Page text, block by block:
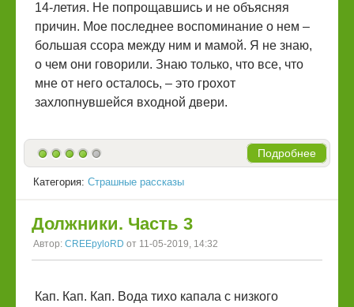
14-летия. Не попрощавшись и не объясняя
причин. Мое последнее воспоминание о нем –
большая ссора между ним и мамой. Я не знаю,
о чем они говорили. Знаю только, что все, что
мне от него осталось, – это грохот
захлопнувшейся входной двери.
Подробнее
Категория: Страшные рассказы
Должники. Часть 3
Автор: CREEpyloRD от 11-05-2019, 14:32
Кап. Кап. Кап. Вода тихо капала с низкого